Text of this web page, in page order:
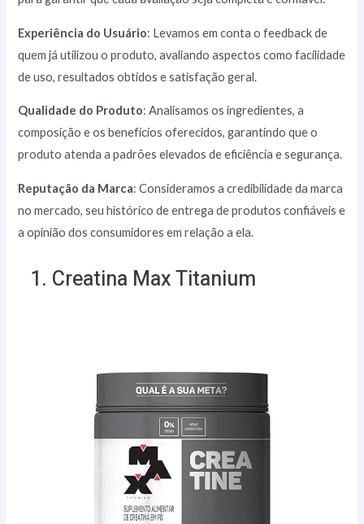
Experiência do Usuário: Levamos em conta o feedback de
quem já utilizou o produto, avaliando aspectos como facilidade
de uso, resultados obtidos e satisfação geral.
Qualidade do Produto: Analisamos os ingredientes, a
composição e os benefícios oferecidos, garantindo que o
produto atenda a padrões elevados de eficiência e segurança.
Reputação da Marca: Consideramos a credibilidade da marca
no mercado, seu histórico de entrega de produtos confiáveis e
a opinião dos consumidores em relação a ela.
1. Creatina Max Titanium